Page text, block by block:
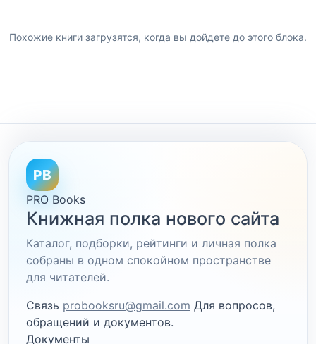
Похожие книги загрузятся, когда вы дойдете до этого блока.
PB
PRO Books
Книжная полка нового сайта
Каталог, подборки, рейтинги и личная полка
собраны в одном спокойном пространстве
для читателей.
Связь probooksru@gmail.com Для вопросов,
обращений и документов.
Документы